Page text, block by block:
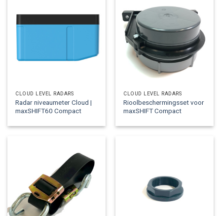
CLOUD LEVEL RADARS
Radar niveaumeter Cloud |
maxSHIFT60 Compact
CLOUD LEVEL RADARS
Rioolbeschermingsset voor
maxSHIFT Compact